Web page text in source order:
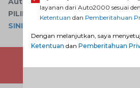
PILIH AKSESORIS UNTUK MOBIL
SINI
layanan dari Auto2000 sesuai
Ketentuan dan Pemberitahuan
Dengan melanjutkan, saya
Ketentuan dan Pemberitahuan